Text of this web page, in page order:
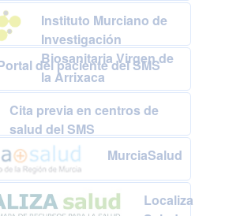
Instituto Murciano de
Investigación
Biosanitaria Virgen de
la Arrixaca
del paciente del SMS
Cita previa en centros de
salud del SMS
MurciaSalud
Localiza